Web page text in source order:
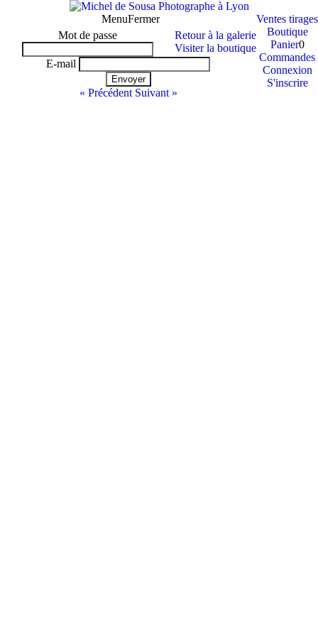
MenuFermer
Ventes tirages
Boutique
Panier0
Commandes
Connexion
S'inscrire
Retour à la galerie
Visiter la boutique
Mot de passe
E-mail
Envoyer
« Précédent Suivant »